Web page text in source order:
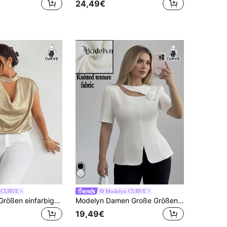
24,49€
Firerie Große Größen einfarbige drapierte Schlüsselloch-Ausschnitt elegante Kurzarm Bluse
Modelyn CURVE
Modelyn Damen Große Größen 3D Blumen Dekor Lässig Vielseitig Alltags Bluse
19,49€